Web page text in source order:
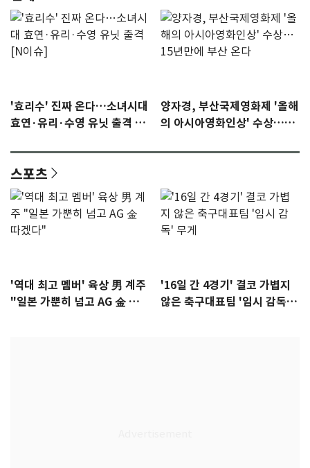
'효리수' 진짜 온다…소녀시대
효연·유리·수영 유닛 출격 [N
양자경, 부산국제영화제 '올해
의 아시아영화인상' 수상…15
스포츠
'역대 최고 멤버' 육상 男 계주
"일본 가뿐히 넘고 AG 金 따겠
'16일 간 4경기' 결코 가볍지
않은 축구대표팀 '임시 감독'